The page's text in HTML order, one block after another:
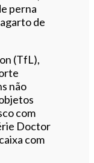
perna
de
(TfL),
não
com
Doctor
com